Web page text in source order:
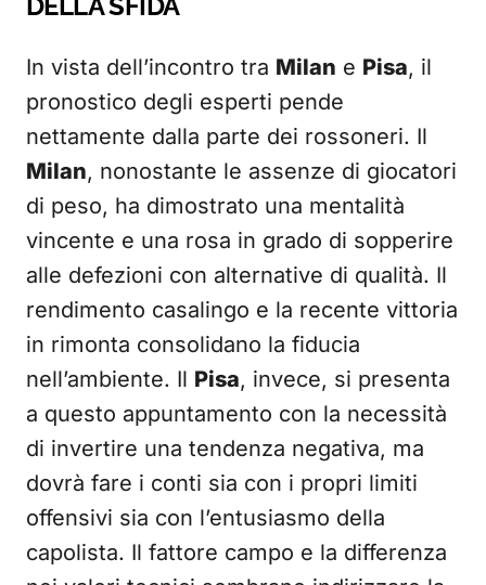
In vista dell’incontro tra Milan e Pisa, il
pronostico degli esperti pende
nettamente dalla parte dei rossoneri. Il
Milan, nonostante le assenze di giocatori
di peso, ha dimostrato una mentalità
vincente e una rosa in grado di sopperire
alle defezioni con alternative di qualità. Il
rendimento casalingo e la recente vittoria
in rimonta consolidano la fiducia
nell’ambiente. Il Pisa, invece, si presenta
a questo appuntamento con la necessità
di invertire una tendenza negativa, ma
dovrà fare i conti sia con i propri limiti
offensivi sia con l’entusiasmo della
capolista. Il fattore campo e la differenza